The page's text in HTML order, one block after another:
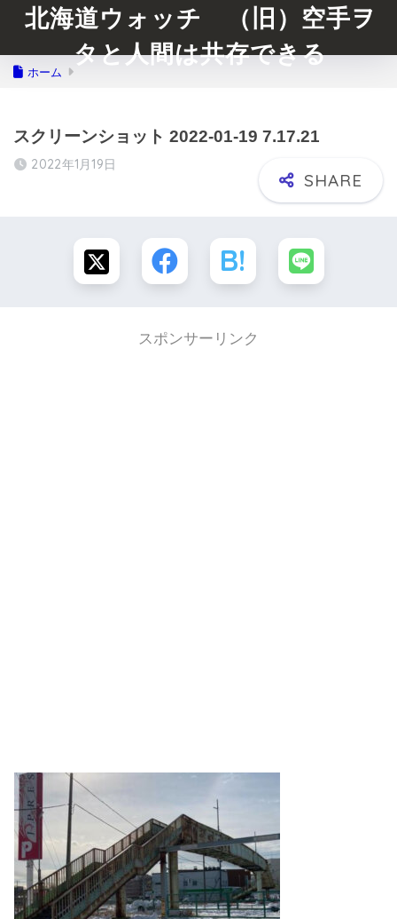
北海道ウォッチ （旧）空手ヲ
タと人間は共存できる
ホーム
スクリーンショット 2022-01-19 7.17.21
2022年1月19日
スポンサーリンク